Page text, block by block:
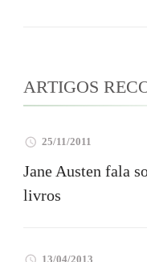
ARTIGOS
25/11/2011
Jane Austen fala
livros
13/04/2013